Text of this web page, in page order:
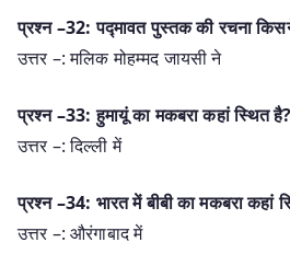
प्रश्न –32: पद्मावत पुस्तक की रचना
उत्तर –: मलिक मोहम्मद जायसी ने
प्रश्न –33: हुमायूं का मकबरा कहां स्थित है?
उत्तर –: दिल्ली में
प्रश्न –34: भारत में बीबी का मकबरा कहां
उत्तर –: औरंगाबाद में